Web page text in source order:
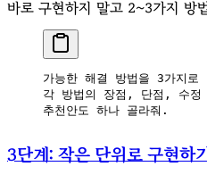
바로 구현하지 말고 2~3가지 방
가능한 해결 방법을 3가지로
각 방법의 장점, 단점, 수정
추천안도 하나 골라줘.
3단계: 작은 단위로 구현하기